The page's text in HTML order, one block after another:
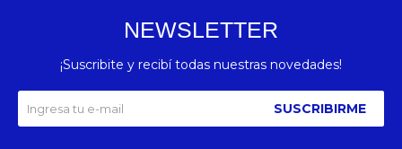
NEWSLETTER
¡Suscribite y recibí todas nuestras novedades!
SUSCRIBIRME